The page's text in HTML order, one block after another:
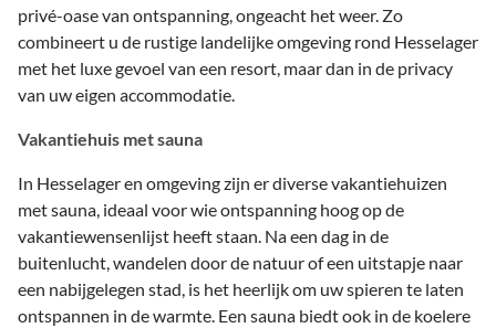
privé-oase van ontspanning, ongeacht het weer. Zo
combineert u de rustige landelijke omgeving rond Hesselager
met het luxe gevoel van een resort, maar dan in de privacy
van uw eigen accommodatie.
Vakantiehuis met sauna
In Hesselager en omgeving zijn er diverse vakantiehuizen
met sauna, ideaal voor wie ontspanning hoog op de
vakantiewensenlijst heeft staan. Na een dag in de
buitenlucht, wandelen door de natuur of een uitstapje naar
een nabijgelegen stad, is het heerlijk om uw spieren te laten
ontspannen in de warmte. Een sauna biedt ook in de koelere